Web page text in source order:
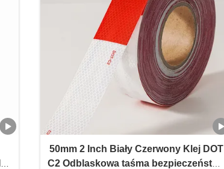
50mm 2 Inch Biały Czerwony Klej DOT
C2 Odblaskowa taśma bezpieczeństwa